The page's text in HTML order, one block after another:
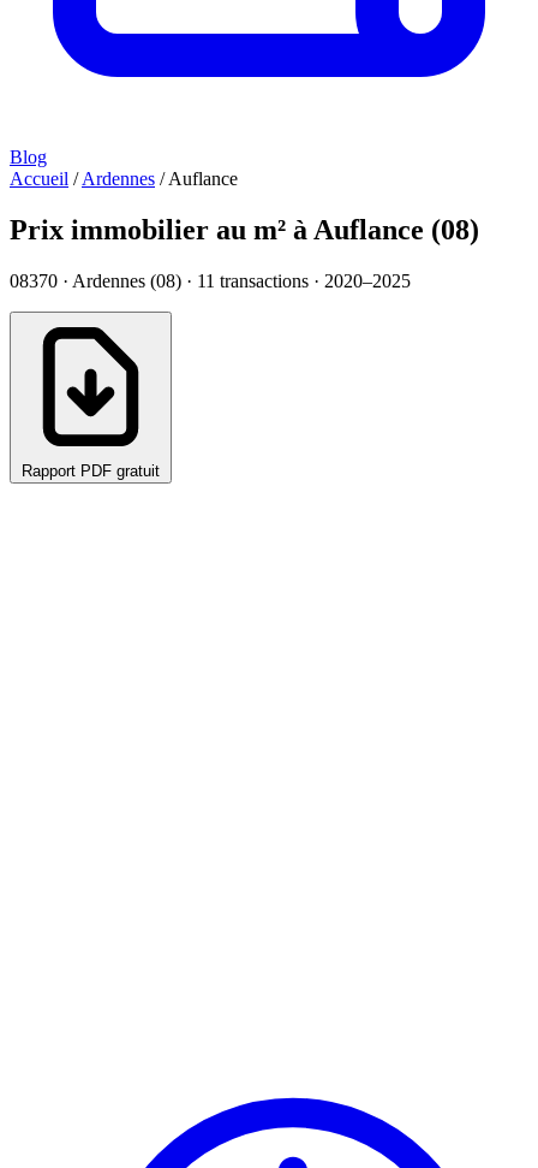
Blog
Accueil / Ardennes / Auflance
Prix immobilier au m² à Auflance (08)
08370 · Ardennes (08) · 11 transactions · 2020–2025
Rapport PDF gratuit